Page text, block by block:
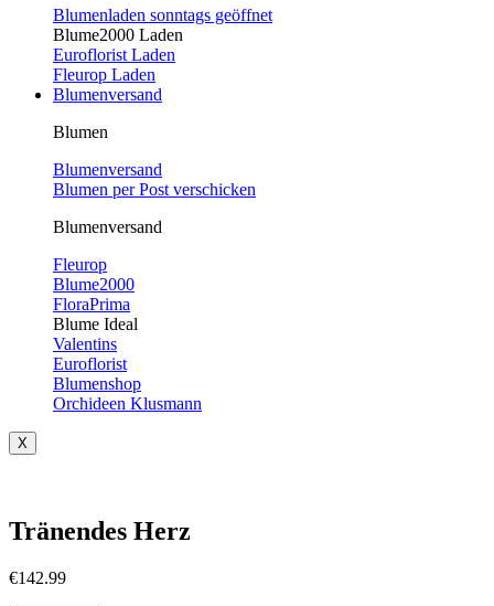
Blumenladen sonntags geöffnet
Blume2000 Laden
Euroflorist Laden
Fleurop Laden
Blumenversand
Blumen
Blumenversand
Blumen per Post verschicken
Blumenversand
Fleurop
Blume2000
FloraPrima
Blume Ideal
Valentins
Euroflorist
Blumenshop
Orchideen Klusmann
X
Tränendes Herz
€142.99